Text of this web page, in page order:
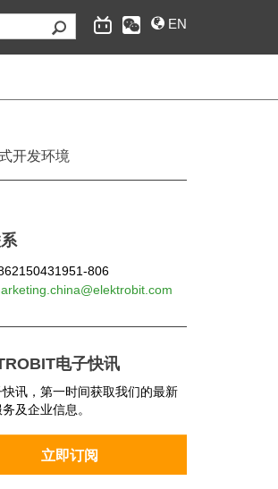
EN
开发环境
806
电子快讯
讯，第一时间获取我们的最新
及企业信息。